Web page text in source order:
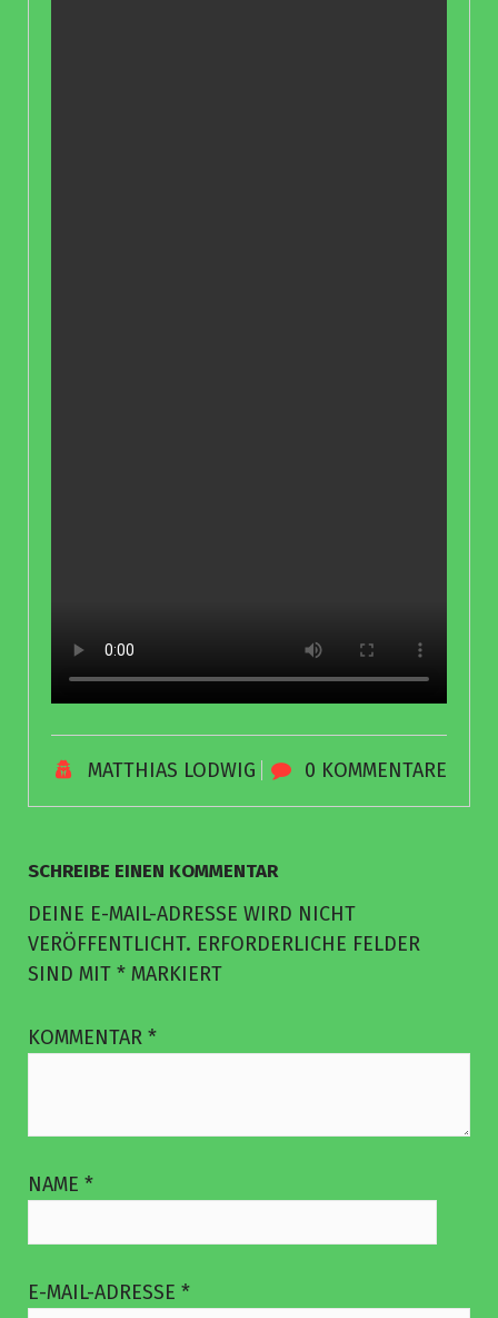
MATTHIAS LODWIG 0 KOMMENTARE
SCHREIBE EINEN KOMMENTAR
DEINE E-MAIL-ADRESSE WIRD NICHT
VERÖFFENTLICHT. ERFORDERLICHE FELDER
SIND MIT * MARKIERT
KOMMENTAR *
NAME *
E-MAIL-ADRESSE *